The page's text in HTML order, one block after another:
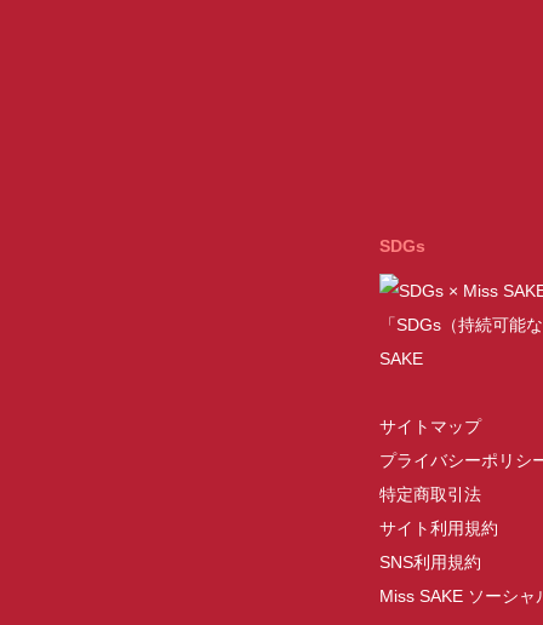
SDGs
「SDGs（持続可能
SAKE
サイトマップ
プライバシーポリシ
特定商取引法
サイト利用規約
SNS利用規約
Miss SAKE ソーシ